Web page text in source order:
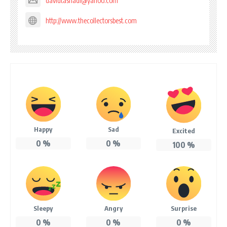
http://www.thecollectorsbest.com
Happy
0 %
Sad
0 %
Excited
100 %
Sleepy
0 %
Angry
0 %
Surprise
0 %